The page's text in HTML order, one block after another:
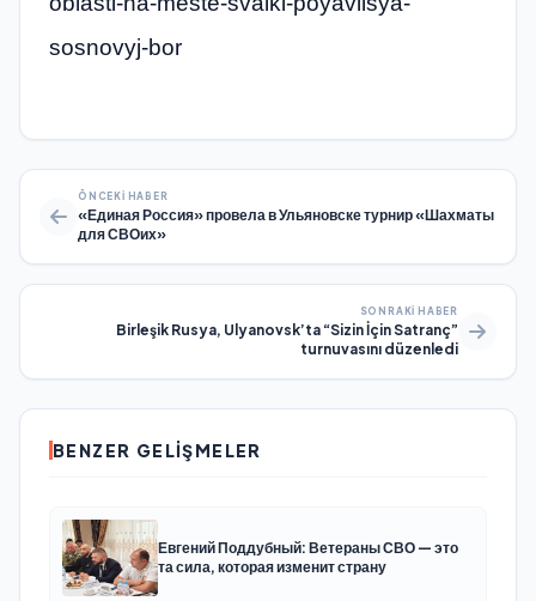
sosnovyj-bor
ÖNCEKI HABER
«Единая Россия» провела в Ульяновске турнир «Шахматы
для СВОих»
SONRAKI HABER
Birleşik Rusya, Ulyanovsk’ta “Sizin İçin Satranç”
turnuvasını düzenledi
BENZER GELIŞMELER
Евгений Поддубный: Ветераны СВО — это
та сила, которая изменит страну